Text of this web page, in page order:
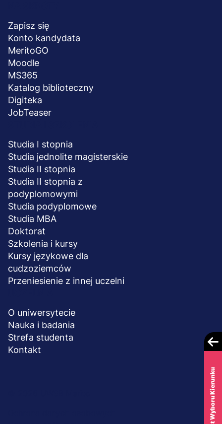
stopka
Zapisz się
Konto kandydata
MeritoGO
Moodle
MS365
Katalog biblioteczny
Digiteka
JobTeaser
Studia I stopnia
Studia jednolite magisterskie
Studia II stopnia
Studia II stopnia z
podyplomowymi
Studia podyplomowe
Studia MBA
Doktorat
Szkolenia i kursy
Kursy językowe dla
cudzoziemców
Przeniesienie z innej uczelni
O uniwersytecie
Nauka i badania
Strefa studenta
Kontakt
Test Wyboru Kierunku